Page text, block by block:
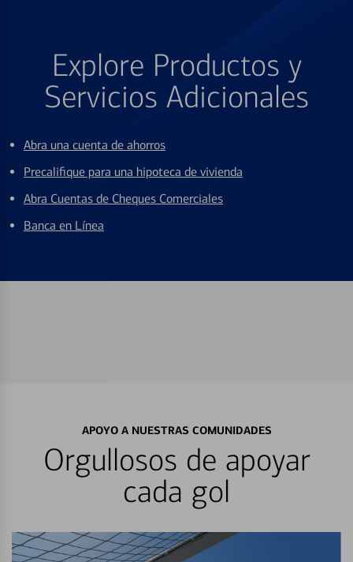
Explore Productos y
Servicios Adicionales
Abra una cuenta de ahorros
Precalifique para una hipoteca de vivienda
Abra Cuentas de Cheques Comerciales
Banca en Línea
APOYO A NUESTRAS COMUNIDADES
Orgullosos de apoyar
cada gol